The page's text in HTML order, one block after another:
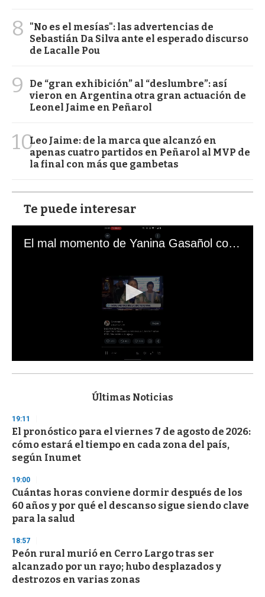
8
"No es el mesías": las advertencias de
Sebastián Da Silva ante el esperado discurso
de Lacalle Pou
9
De “gran exhibición” al “deslumbre”: así
vieron en Argentina otra gran actuación de
Leonel Jaime en Peñarol
10Leo Jaime: de la marca que alcanzó en
apenas cuatro partidos en Peñarol al MVP de
la final con más que gambetas
Te puede interesar
El mal momento de Yanina Gasañol con un hincha argentino en "Subrayado"
s
d
s
o
f
3
s
e
c
o
n
d
Últimas Noticias
19:11
El pronóstico para el viernes 7 de agosto de 2026:
cómo estará el tiempo en cada zona del país,
según Inumet
19:00
Cuántas horas conviene dormir después de los
60 años y por qué el descanso sigue siendo clave
para la salud
18:57
Peón rural murió en Cerro Largo tras ser
alcanzado por un rayo; hubo desplazados y
destrozos en varias zonas